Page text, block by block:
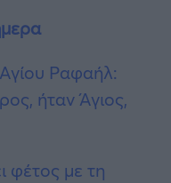
Ραφαήλ:
ήταν Άγιος,
φέτος με τη